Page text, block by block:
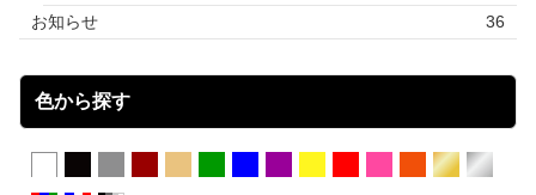
お知らせ
36
色から探す